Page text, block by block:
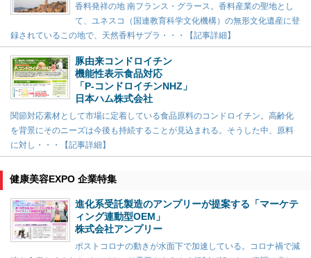
香料発祥の地 南フランス・グラース。香料産業の聖地とし
て、ユネスコ（国連教育科学文化機構）の無形文化遺産に登
録されているこの地で、天然香料サプラ・・・【記事詳細】
豚由来コンドロイチン
機能性表示食品対応
「P-コンドロイチンNHZ」
日本ハム株式会社
関節対応素材として市場に定着している食品原料のコンドロイチン。高齢化
を背景にそのニーズは今後も持続することが見込まれる。そうした中、原料
に対し・・・【記事詳細】
健康美容EXPO 企業特集
進化系受託製造のアンプリーが提案する「マーケテ
ィング連動型OEM」
株式会社アンプリー
ポストコロナの動きが水面下で加速している。コロナ禍で減